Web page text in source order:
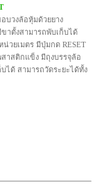
บวงล้อหุ้มด้วยยาง
ขาตั้งสามารถพับเก็บได้
วยเมตร มีปุ่มกด RESET
าสติกแข็ง มีถุงบรรจุล้อ
ได้ สามารถวัดระยะได้ทั้ง